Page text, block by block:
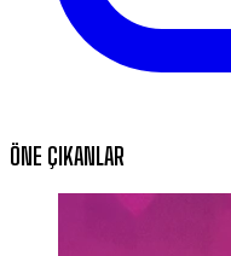
ÖNE ÇIKANLAR